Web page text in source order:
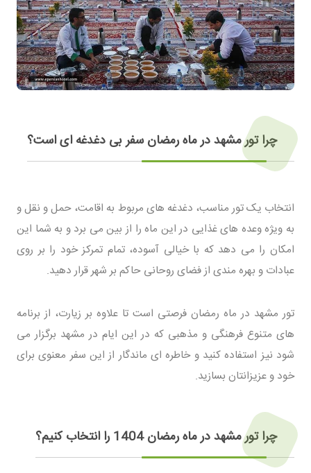
چرا تور مشهد در ماه رمضان سفر بی دغدغه ای است؟
انتخاب یک تور مناسب، دغدغه های مربوط به اقامت، حمل و نقل و
به ویژه وعده های غذایی در این ماه را از بین می برد و به شما این
امکان را می دهد که با خیالی آسوده، تمام تمرکز خود را بر روی
عبادات و بهره مندی از فضای روحانی حاکم بر شهر قرار دهید.
تور مشهد در ماه رمضان فرصتی است تا علاوه بر زیارت، از برنامه
های متنوع فرهنگی و مذهبی که در این ایام در مشهد برگزار می
شود نیز استفاده کنید و خاطره ای ماندگار از این سفر معنوی برای
خود و عزیزانتان بسازید.
چرا تور مشهد در ماه رمضان 1404 را انتخاب کنیم؟